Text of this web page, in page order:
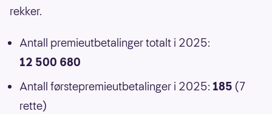
rekker.
Antall premieutbetalinger totalt i 2025:
12 500 680
Antall førstepremieutbetalinger i 2025: 185 (7
rette)